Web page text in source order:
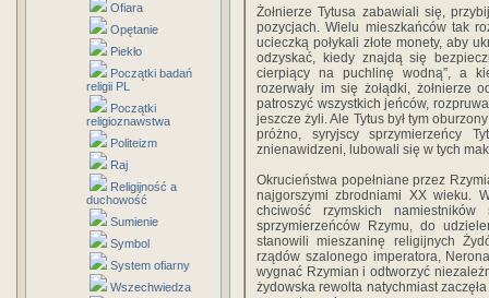
Ofiara
Opętanie
Piekło
Początki badań
religii PL
Początki
religioznawstwa
Politeizm
Raj
Religijność a
duchowość
Sumienie
Symbol
System ofiarny
Wszechwiedza
Żołnierze Tytusa zabawiali się,
pozycjach. Wielu mieszkańców tak
ucieczką połykali złote monety, aby
odzyskać, kiedy znajdą się
cierpiący na puchlinę wodną”, a
rozerwały im się żołądki, żołnierze
patroszyć wszystkich jeńców,
jeszcze żyli. Ale Tytus był tym
próżno, syryjscy sprzymierzeńcy
znienawidzeni, lubowali się w tych
Okrucieństwa popełniane przez
najgorszymi zbrodniami XX wieku.
chciwość rzymskich namiestników
sprzymierzeńców Rzymu, do
stanowili mieszaninę religijnych
rządów szalonego imperatora,
wygnać Rzymian i odtworzyć
żydowska rewolta natychmiast